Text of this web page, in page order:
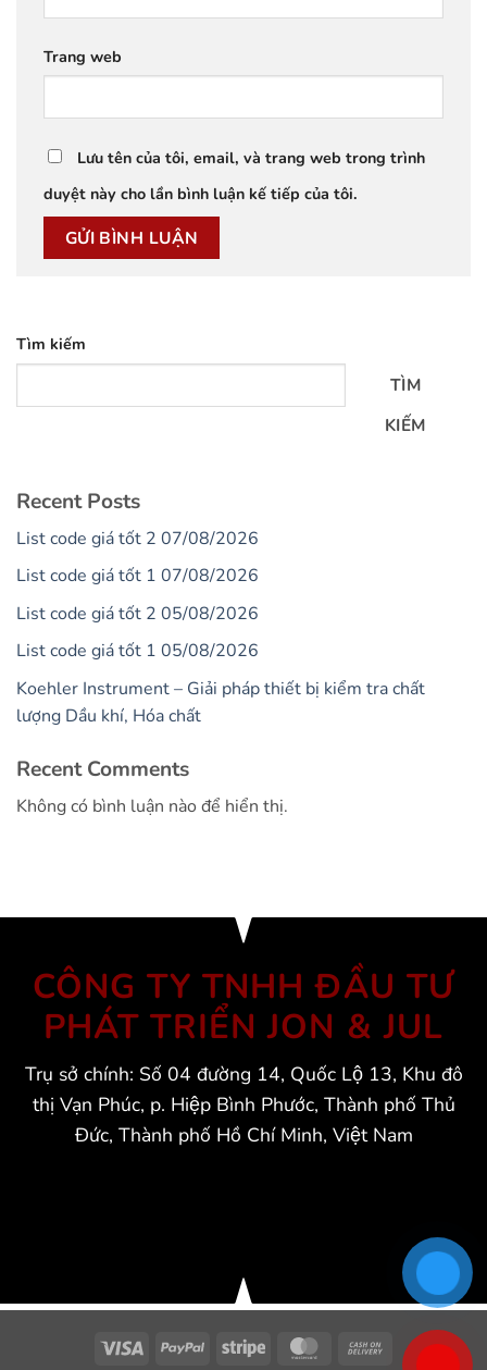
Trang web
Lưu tên của tôi, email, và trang web trong trình
duyệt này cho lần bình luận kế tiếp của tôi.
Tìm kiếm
TÌM
KIẾM
Recent Posts
List code giá tốt 2 07/08/2026
List code giá tốt 1 07/08/2026
List code giá tốt 2 05/08/2026
List code giá tốt 1 05/08/2026
Koehler Instrument – Giải pháp thiết bị kiểm tra chất
lượng Dầu khí, Hóa chất
Recent Comments
Không có bình luận nào để hiển thị.
CÔNG TY TNHH ĐẦU TƯ
PHÁT TRIỂN JON & JUL
Trụ sở chính: Số 04 đường 14, Quốc Lộ 13, Khu đô
thị Vạn Phúc, p. Hiệp Bình Phước, Thành phố Thủ
Đức, Thành phố Hồ Chí Minh, Việt Nam
Visa PayPal Stripe MasterCardCash